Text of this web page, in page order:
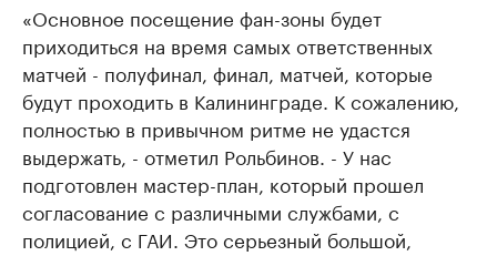
«Основное посещение фан-зоны будет
приходиться на время самых ответственных
матчей - полуфинал, финал, матчей, которые
будут проходить в Калининграде. К сожалению,
полностью в привычном ритме не удастся
выдержать, - отметил Рольбинов. - У нас
подготовлен мастер-план, который прошел
согласование с различными службами, с
полицией, с ГАИ. Это серьезный большой,